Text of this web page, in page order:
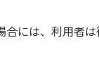
には、利用者